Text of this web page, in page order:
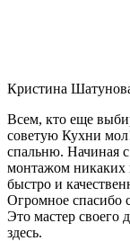
Кристина
Всем, кто еще
советую Кухни
спальню. Начиная с
монтажом никаких
быстро и
Огромное спасибо
Это мастер своего
здесь.